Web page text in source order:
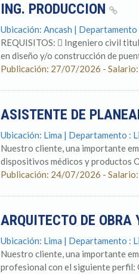
ING. PRODUCCION
Ubicación: Ancash | Departamento
REQUISITOS:  Ingeniero civil
en diseño y/o construcción de
Publicación: 27/07/2026 - Salario:
ASISTENTE DE
Ubicación: Lima | Departamento :
Nuestro cliente, una importante
dispositivos médicos y productos
Publicación: 24/07/2026 -
ARQUITECTO DE OBRA
Ubicación: Lima | Departamento :
Nuestro cliente, una importante
profesional con el siguiente perfil: